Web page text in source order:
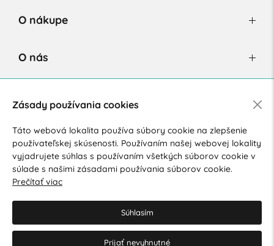
O nákupe
O nás
Súhlasím so spracovaním osobných údajov pre marketingové
účely.Zásady ochrany osobných údajov.
Zásady používania cookies
Táto webová lokalita používa súbory cookie na zlepšenie
používateľskej skúsenosti. Používaním našej webovej lokality
vyjadrujete súhlas s používaním všetkých súborov cookie v
súlade s našimi zásadami používania súborov cookie.
Prečítať viac
Súhlasím
Prijať nevyhnutné